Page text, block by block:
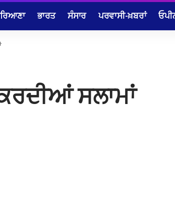
ਭਾਰਤ ਸੰਸਾਰ ਪਰਵਾਸੀ-ਖ਼ਬਰਾਂ
ਸਲਾਮਾਂ